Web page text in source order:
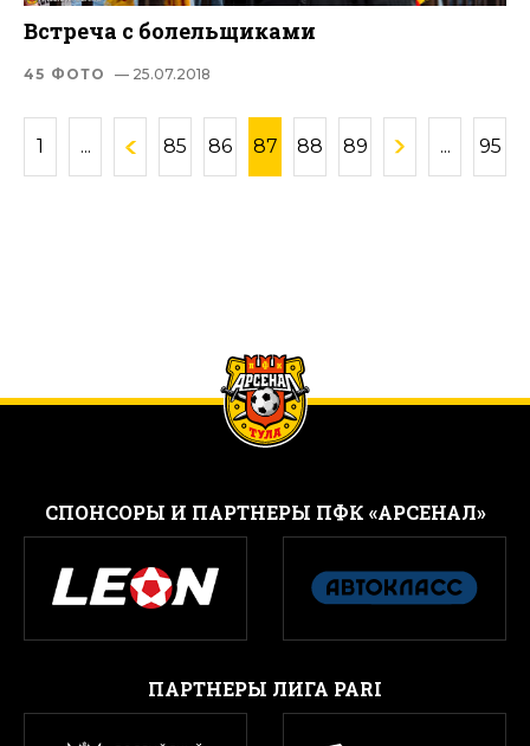
Встреча с болельщиками
45 ФОТО — 25.07.2018
1 ... 85 86 87 88 89 ... 95
CПОНСОРЫ И ПАРТНЕРЫ ПФК «АРСЕНАЛ»
ПАРТНЕРЫ ЛИГА PARI